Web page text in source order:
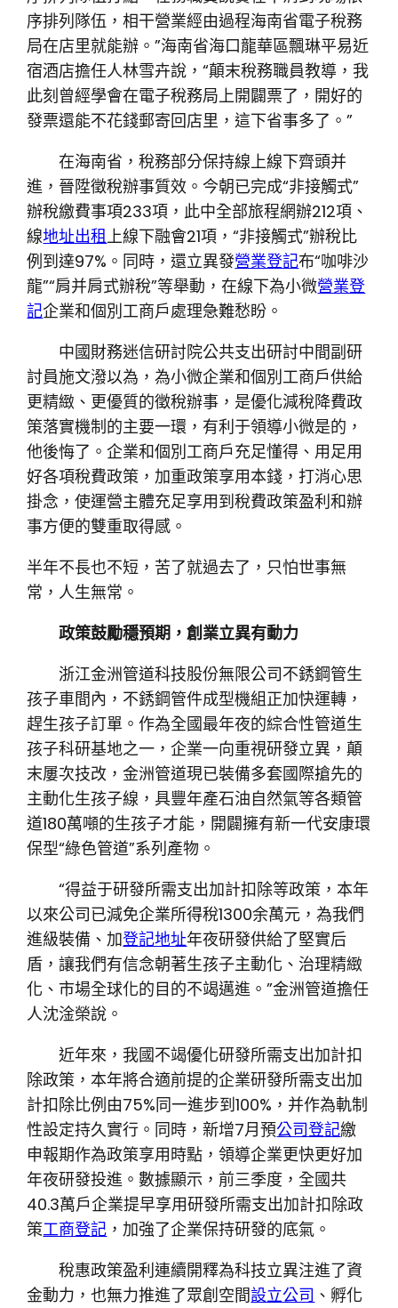
序排列隊伍，相干營業經由過程海南省電子稅務
局在店里就能辦。”海南省海口龍華區飄琳平易近
宿酒店擔任人林雪卉說，“顛末稅務職員教導，我
此刻曾經學會在電子稅務局上開闢票了，開好的
發票還能不花錢郵寄回店里，這下省事多了。”
在海南省，稅務部分保持線上線下齊頭并
進，晉陞徵稅辦事質效。今朝已完成“非接觸式”
辦稅繳費事項233項，此中全部旅程網辦212項、
線地址出租上線下融會21項，“非接觸式”辦稅比
例到達97%。同時，還立異發營業登記布“咖啡沙
龍”“肩并肩式辦稅”等舉動，在線下為小微營業登
記企業和個別工商戶處理急難愁盼。
中國財務迷信研討院公共支出研討中間副研
討員施文潑以為，為小微企業和個別工商戶供給
更精緻、更優質的徵稅辦事，是優化減稅降費政
策落實機制的主要一環，有利于領導小微是的，
他後悔了。企業和個別工商戶充足懂得、用足用
好各項稅費政策，加重政策享用本錢，打消心思
掛念，使運營主體充足享用到稅費政策盈利和辦
事方便的雙重取得感。
半年不長也不短，苦了就過去了，只怕世事無
常，人生無常。
政策鼓勵穩預期，創業立異有動力
浙江金洲管道科技股份無限公司不銹鋼管生
孩子車間內，不銹鋼管件成型機組正加快運轉，
趕生孩子訂單。作為全國最年夜的綜合性管道生
孩子科研基地之一，企業一向重視研發立異，顛
末屢次技改，金洲管道現已裝備多套國際搶先的
主動化生孩子線，具豐年產石油自然氣等各類管
道180萬噸的生孩子才能，開闢擁有新一代安康環
保型“綠色管道”系列產物。
“得益于研發所需支出加計扣除等政策，本年
以來公司已減免企業所得稅1300余萬元，為我們
進級裝備、加登記地址年夜研發供給了堅實后
盾，讓我們有信念朝著生孩子主動化、治理精緻
化、市場全球化的目的不竭邁進。”金洲管道擔任
人沈淦榮說。
近年來，我國不竭優化研發所需支出加計扣
除政策，本年將合適前提的企業研發所需支出加
計扣除比例由75%同一進步到100%，并作為軌制
性設定持久實行。同時，新增7月預公司登記繳
申報期作為政策享用時點，領導企業更快更好加
年夜研發投進。數據顯示，前三季度，全國共
40.3萬戶企業提早享用研發所需支出加計扣除政
策工商登記 ，加強了企業保持研發的底氣。
稅惠政策盈利連續開釋為科技立異注進了資
金動力，也無力推進了眾創空間設立公司 、孵化